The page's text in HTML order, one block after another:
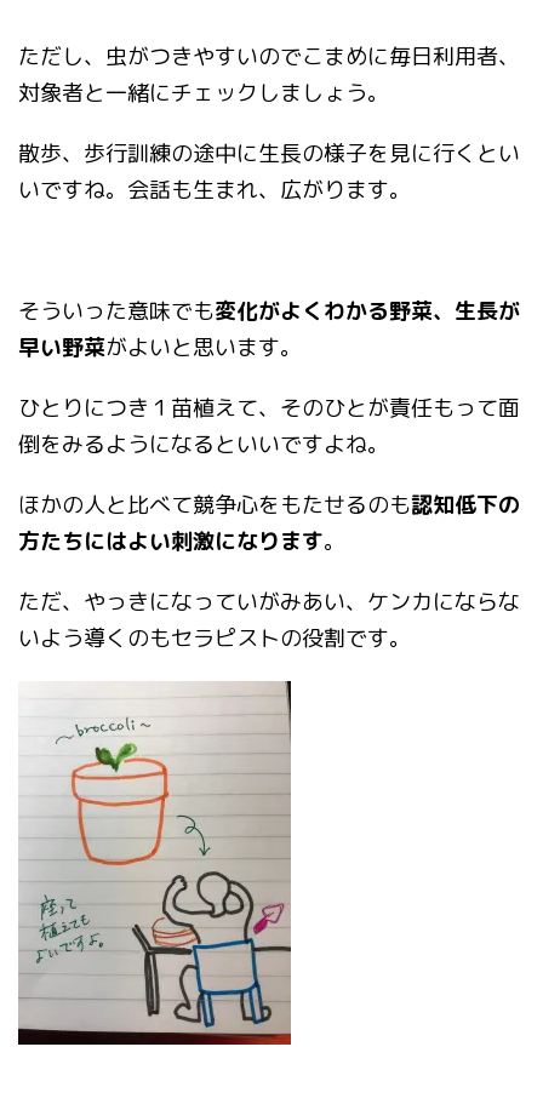
ただし、虫がつきやすいのでこまめに毎日利用者、
対象者と一緒にチェックしましょう。
散歩、歩行訓練の途中に生長の様子を見に行くとい
いですね。会話も生まれ、広がります。
そういった意味でも変化がよくわかる野菜、生長が
早い野菜がよいと思います。
ひとりにつき１苗植えて、そのひとが責任もって面
倒をみるようになるといいですよね。
ほかの人と比べて競争心をもたせるのも認知低下の
方たちにはよい刺激になります。
ただ、やっきになっていがみあい、ケンカにならな
いよう導くのもセラピストの役割です。